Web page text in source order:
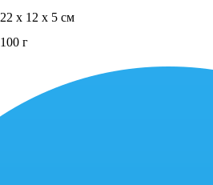
22 x 12 x 5 см
100 г